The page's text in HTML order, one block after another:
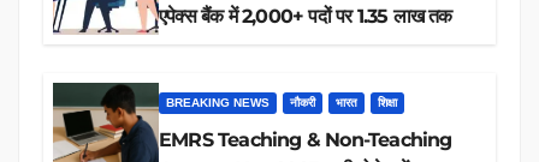
एपेक्स बैंक में 2,000+ पदों पर 1.35 लाख तक
BREAKING NEWS नौकरी भारत शिक्षा
EMRS Teaching & Non-Teaching